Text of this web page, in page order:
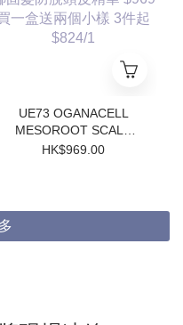
UE73 OGANACELL
MESOROOT SCALP
AMPOULE 6ml*6EA 奧
HK$969.00